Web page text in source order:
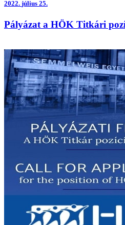
2022. július 25.
Pályázat a HÖK Titkári